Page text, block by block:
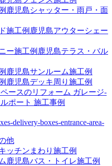
シャッター・雨戸・面
アウターシェー
テラス・バル
サンルーム施工例
デッキ周り施工例
他
ッチンまわり施工例
バス・トイレ施工例